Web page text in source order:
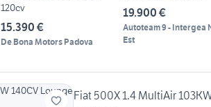
120cv
15.390 €
De Bona Motors Padova
19.900 €
Autoteam 9 - Intergea
Est
Fiat 500X 1.4 MultiAir